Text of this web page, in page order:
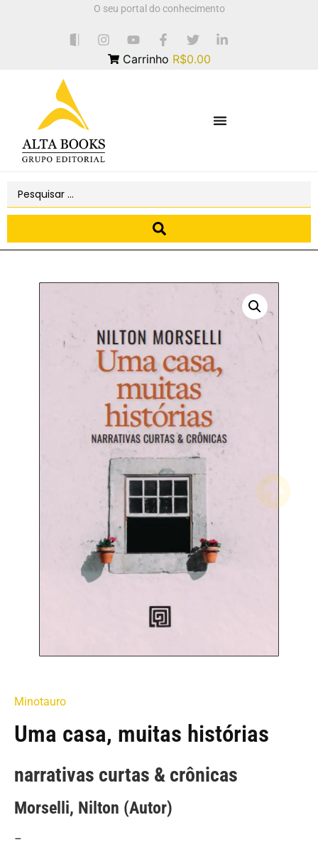
O seu portal do conhecimento
Carrinho R$0.00
Minotauro
Uma casa, muitas histórias
narrativas curtas & crônicas
Morselli, Nilton (Autor)
–